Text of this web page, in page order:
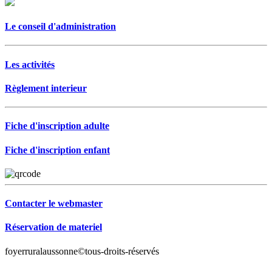
Le conseil d'administration
Les activités
Règlement interieur
Fiche d'inscription adulte
Fiche d'inscription enfant
Contacter le webmaster
Réservation de materiel
foyerruralaussonne©tous-droits-réservés